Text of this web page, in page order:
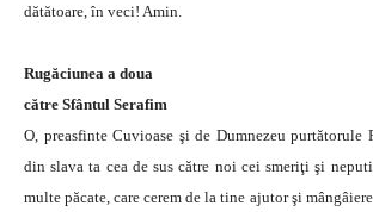
dătătoare, în veci! Amin.
Rugăciunea a doua
către Sfântul Serafim
O, preasfinte Cuvioase şi de Dumnezeu purtătorule
din slava ta cea de sus către noi cei smeriţi şi
multe păcate, care cerem de la tine ajutor şi